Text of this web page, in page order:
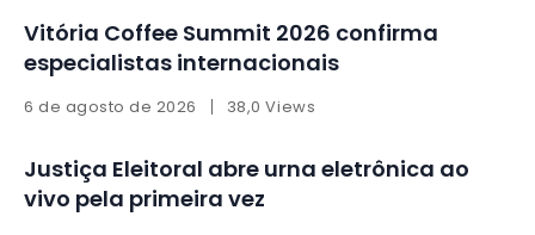
Vitória Coffee Summit 2026 confirma
especialistas internacionais
6 de agosto de 2026 38,0 Views
Justiça Eleitoral abre urna eletrônica ao
vivo pela primeira vez